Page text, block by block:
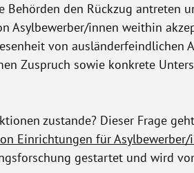
den Rückzug antreten
Asylbewerber/innen weithin
von ausländerfeindlichen
Zuspruch sowie konkrete
zustande? Dieser Frage
Einrichtungen für
gestartet und wird